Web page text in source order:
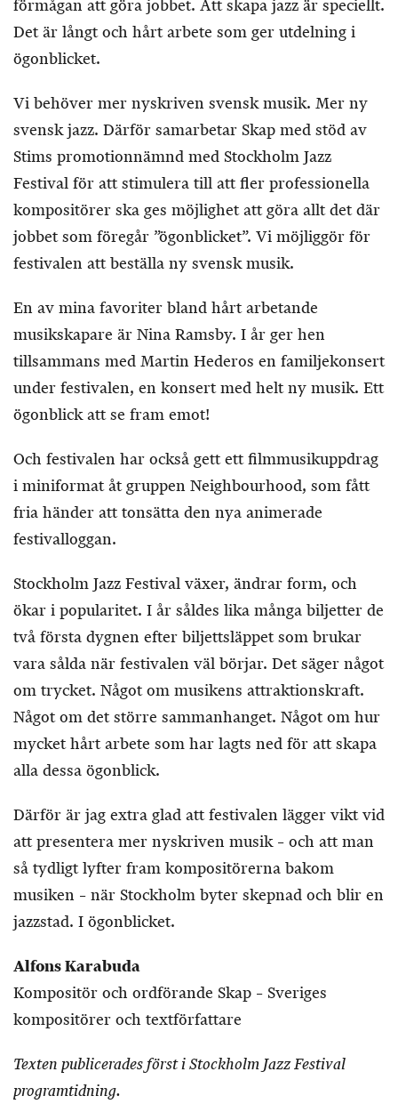
förmågan att göra jobbet. Att skapa jazz är speciellt.
Det är långt och hårt arbete som ger utdelning i
ögonblicket.
Vi behöver mer nyskriven svensk musik. Mer ny
svensk jazz. Därför samarbetar Skap med stöd av
Stims promotionnämnd med Stockholm Jazz
Festival för att stimulera till att fler professionella
kompositörer ska ges möjlighet att göra allt det där
jobbet som föregår ”ögonblicket”. Vi möjliggör för
festivalen att beställa ny svensk musik.
En av mina favoriter bland hårt arbetande
musikskapare är Nina Ramsby. I år ger hen
tillsammans med Martin Hederos en familjekonsert
under festivalen, en konsert med helt ny musik. Ett
ögonblick att se fram emot!
Och festivalen har också gett ett filmmusikuppdrag
i miniformat åt gruppen Neighbourhood, som fått
fria händer att tonsätta den nya animerade
festivalloggan.
Stockholm Jazz Festival växer, ändrar form, och
ökar i popularitet. I år såldes lika många biljetter de
två första dygnen efter biljettsläppet som brukar
vara sålda när festivalen väl börjar. Det säger något
om trycket. Något om musikens attraktionskraft.
Något om det större sammanhanget. Något om hur
mycket hårt arbete som har lagts ned för att skapa
alla dessa ögonblick.
Därför är jag extra glad att festivalen lägger vikt vid
att presentera mer nyskriven musik – och att man
så tydligt lyfter fram kompositörerna bakom
musiken – när Stockholm byter skepnad och blir en
jazzstad. I ögonblicket.
Alfons Karabuda
Kompositör och ordförande Skap – Sveriges
kompositörer och textförfattare
Texten publicerades först i Stockholm Jazz Festival
programtidning.